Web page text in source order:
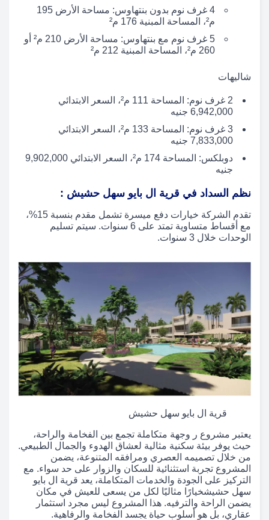
4 غرف نوم بدون بنتهاوس: مساحة الأرض 195
م²، المساحة المبنية 176 م²
5 غرف نوم مع بنتهاوس: مساحة الأرض 210 م² أو
260 م²، المساحة المبنية 212 م²
شاليهات
2 غرف نوم: المساحة 111 م²، السعر الابتدائي
6,942,000 جنيه
3 غرف نوم: المساحة 133 م²، السعر الابتدائي
7,833,000 جنيه
دوبلكس: المساحة 174 م²، السعر الابتدائي 9,902,000
جنيه
نظم السداد في قرية ال بايو سهل حشيش :
تقدم الشركة خيارات دفع ميسرة تشمل مقدم بنسبة 15%،
مع أقساط متساوية تمتد على 6 سنوات. سيتم تسليم
الوحدات خلال 3 سنوات.
قرية ال بايو سهل حشيش
يعتبر مشروع ر وجهة متكاملة تجمع بين الفخامة والراحة،
حيث يوفر بيئة سكنية مثالية لعشاق الهدوء والجمال الطبيعي.
من خلال تصميمه العصري ومرافقه المتنوعة، يضمن
المشروع تجربة استثنائية للسكان والزوار على حد سواء. مع
التركيز على الجودة والخدمات المتكاملة، يعد قرية ال بايو
سهل حشيشخيارًا مثاليًا لكل من يسعى للعيش في مكان
يضمن الراحة والترفيه. هذا المشروع ليس مجرد استثمار
عقاري، بل هو أسلوب حياة يجسد الفخامة والرفاهية.